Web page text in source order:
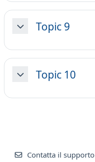
MinimizzaTopic 9
MinimizzaTopic 10
Contatta il supporto